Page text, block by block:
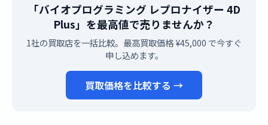
「バイオプログラミング レプロナイザー 4D
Plus」を最高値で売りませんか？
1社の買取店を一括比較。最高買取価格 ¥45,000 で今すぐ
申し込めます。
買取価格を比較する →